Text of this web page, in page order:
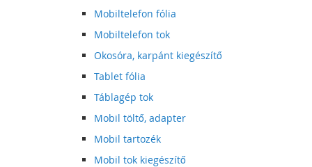
Mobiltelefon fólia
Mobiltelefon tok
Okosóra, karpánt kiegészítő
Tablet fólia
Táblagép tok
Mobil töltő, adapter
Mobil tartozék
Mobil tok kiegészítő